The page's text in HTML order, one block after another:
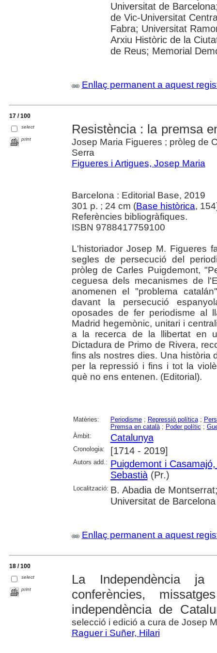
Universitat de
de Vic-Universitat
Fabra; Universitat
Arxiu Històric de la
de Reus; Memorial
Enllaç permanent a aquest
17 / 100
select
print
Resistència : la premsa
Josep Maria Figueres ; pròleg de
Serra
Figueres i Artigues, Josep Maria
Barcelona : Editorial Base, 2019
301 p. ; 24 cm (Base històrica,
Referències bibliogràfiques.
ISBN 9788417759100
L'historiador Josep M. Figueres
segles de persecució del
pròleg de Carles Puigdemont,
ceguesa dels mecanismes de
anomenen el "problema
davant la persecució
oposades de fer periodisme al
Madrid hegemònic, unitari i
a la recerca de la llibertat en
Dictadura de Primo de Rivera,
fins als nostres dies. Una història
per la repressió i fins i tot la
què no ens entenen. (Editorial).
Matèries: Periodisme; Repressió política;
Premsa en català; Poder polític ;
Àmbit:
Catalunya
Cronologia: [1714 - 2019]
Autors add.: Puigdemont i
Sebastià(Pr.)
Localització: B. Abadia de
Universitat de Barcelona
Enllaç permanent a aquest
18 / 100
select
print
La Independència
conferències,
independència de
selecció i edició a cura de Josep
Raguer i Suñer, Hilari